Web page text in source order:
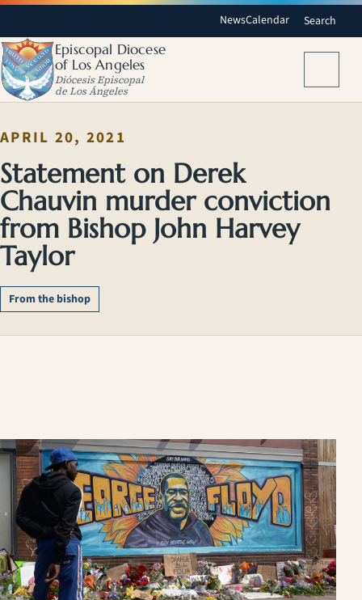
NewsCalendar Search
Episcopal Diocese
of Los Angeles
Diócesis Episcopal
de Los Ángeles
APRIL 20, 2021
Statement on Derek
Chauvin murder conviction
from Bishop John Harvey
Taylor
From the bishop